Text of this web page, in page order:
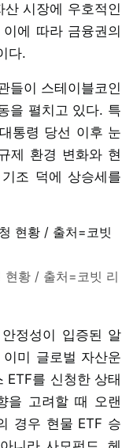
시장에 우호적인
에 따라 금융권의
다.
들이 스테이블코인
을 펼치고 있다. 특
통령 당선 이후 눈
제 환경 변화와 현
조 덕에 상승세를
현황 / 출처=코빗 리
정성이 입증된 알
미 글로벌 자산운
ETF를 신청한 상태
을 고려할 때 오랜
경우 현물 ETF 승